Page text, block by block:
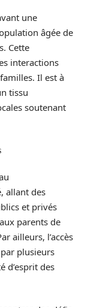
une
âgée de
Cette
interactions
Il est à
tissu
soutenant
allant des
et privés
parents de
ailleurs, l’accès
plusieurs
d’esprit des